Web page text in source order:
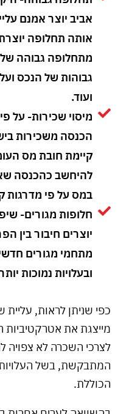
אביב יוצר אמנם
אותה תחלופה
מתחלופה גבוהה של
גבוהות של הנכס
ועוד.
מיסוי שכירות- על
להיחשב כהכנסה
במס על פי מדרגות
חלופות מגורים-
יוצרים חיבור בין
מתחמי מגורים
ובעלויות נמוכות
כפי שניתן לראות, עליית
מייצגת את
לצרכי השכרה לא צפויה
המתבקשת, בשל
הכוללת.